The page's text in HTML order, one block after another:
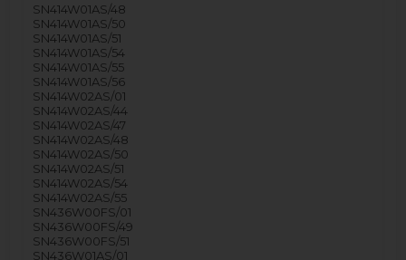
SN414W01AS/48
SN414W01AS/50
SN414W01AS/51
SN414W01AS/54
SN414W01AS/55
SN414W01AS/56
SN414W02AS/01
SN414W02AS/44
SN414W02AS/47
SN414W02AS/48
SN414W02AS/50
SN414W02AS/51
SN414W02AS/54
SN414W02AS/55
SN436W00FS/01
SN436W00FS/49
SN436W00FS/51
SN436W01AS/01